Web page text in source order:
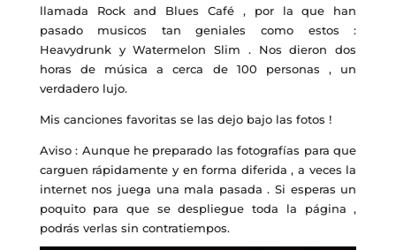
llamada Rock and Blues Café , por la que han
pasado musicos tan geniales como estos :
Heavydrunk y Watermelon Slim . Nos dieron dos
horas de música a cerca de 100 personas , un
verdadero lujo.
Mis canciones favoritas se las dejo bajo las fotos !
Aviso : Aunque he preparado las fotografías para que
carguen rápidamente y en forma diferida , a veces la
internet nos juega una mala pasada . Si esperas un
poquito para que se despliegue toda la página ,
podrás verlas sin contratiempos.